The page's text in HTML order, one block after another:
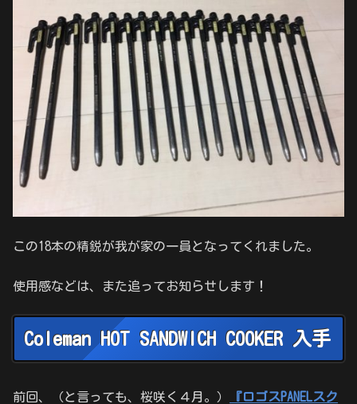
この18本の精鋭が我が家の一員となってくれました。
使用感などは、また追ってお知らせします！
Coleman HOT SANDWICH COOKER 入手
前回、（と言っても、桜咲く４月。）
『ロゴスPANELスク